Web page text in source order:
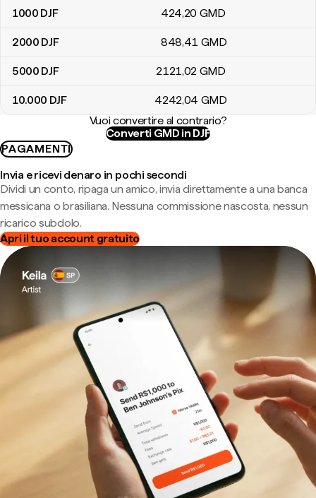
1000 DJF 424,20 GMD
2000 DJF 848,41 GMD
5000 DJF 2121,02 GMD
10.000 DJF 4242,04 GMD
Vuoi convertire al contrario?
Converti GMD in DJF
PAGAMENTI
Invia e ricevi denaro in pochi secondi
Dividi un conto, ripaga un amico, invia direttamente a una banca
messicana o brasiliana. Nessuna commissione nascosta, nessun
ricarico subdolo.
Apri il tuo account gratuito